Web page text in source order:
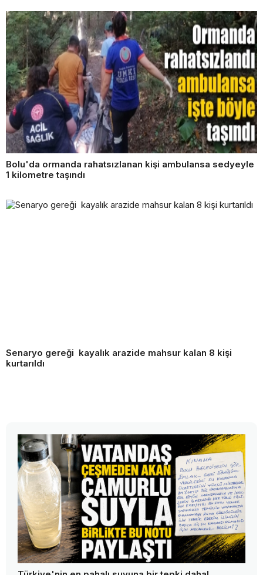
Bolu'da ormanda rahatsızlanan kişi ambulansa sedyeyle
1 kilometre taşındı
Senaryo gereği kayalık arazide mahsur kalan 8 kişi
kurtarıldı